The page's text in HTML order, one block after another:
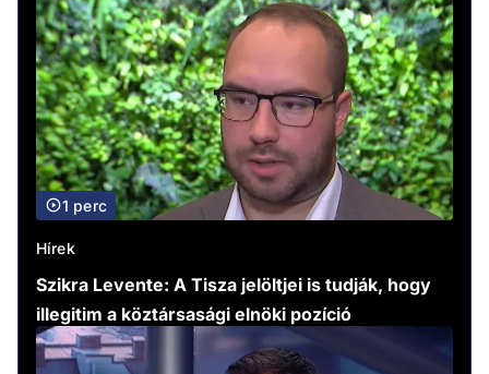
1 perc
Hírek
Szikra Levente: A Tisza jelöltjei is tudják, hogy
illegitim a köztársasági elnöki pozíció